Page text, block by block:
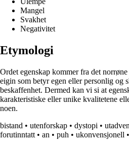
Mangel
Svakhet
Negativitet
Etymologi
Ordet egenskap kommer fra det
eigin som betyr egen eller personlig og
beskaffenhet. Dermed kan vi si at
karakteristiske eller unike kvalitetene
noen.
bistand • utenforskap • dystopi •
forutinntatt • an • puh • ukonvensjonell •